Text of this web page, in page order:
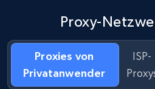
Proxy-
Proxies von
Privatanwender
ISP-